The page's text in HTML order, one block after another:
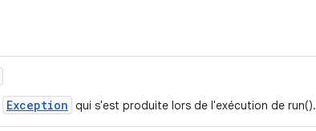
Exception qui s'est produite lors de l'exécution de run().